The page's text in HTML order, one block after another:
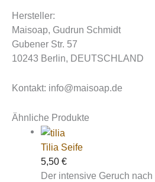
Hersteller:
Maisoap, Gudrun Schmidt
Gubener Str. 57
10243 Berlin, DEUTSCHLAND
Kontakt: info@maisoap.de
Ähnliche Produkte
Tilia Seife
5,50€
Der intensive Geruch